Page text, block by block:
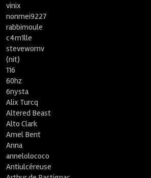
vinix
nonmei9227
rabbimoule
c4m1lle
stevewornv
(nit)
116
60hz
6nysta
Alix Turcq
Altered Beast
Alto Clark
Amel Bent
Anna
annelolococo
Antiulcéreuse